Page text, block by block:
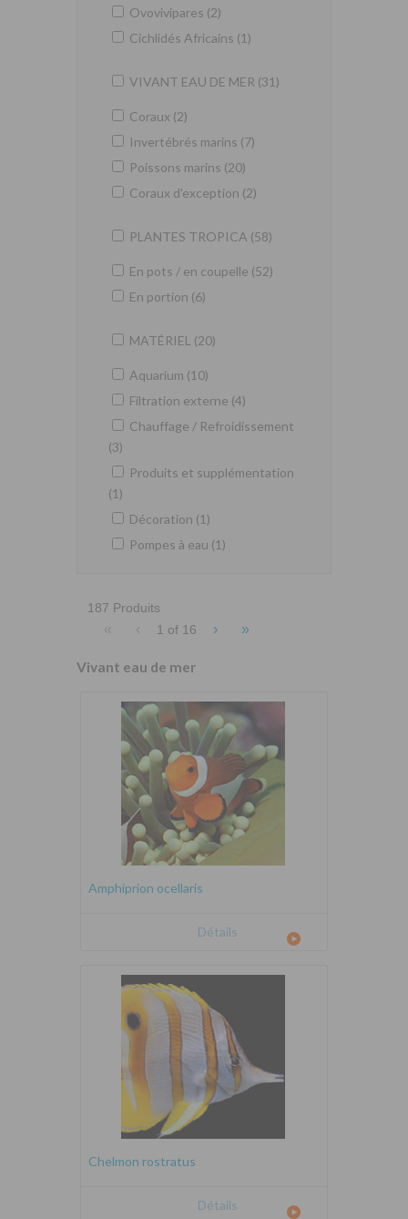
Ovovivipares (2)
Cichlidés Africains (1)
VIVANT EAU DE MER (31)
Coraux (2)
Invertébrés marins (7)
Poissons marins (20)
Coraux d'exception (2)
PLANTES TROPICA (58)
En pots / en coupelle (52)
En portion (6)
MATÉRIEL (20)
Aquarium (10)
Filtration externe (4)
Chauffage / Refroidissement
(3)
Produits et supplémentation
(1)
Décoration (1)
Pompes à eau (1)
187 Produits
« ‹ 1 of 16 › »
Vivant eau de mer
Amphiprion ocellaris
Détails
Chelmon rostratus
Détails